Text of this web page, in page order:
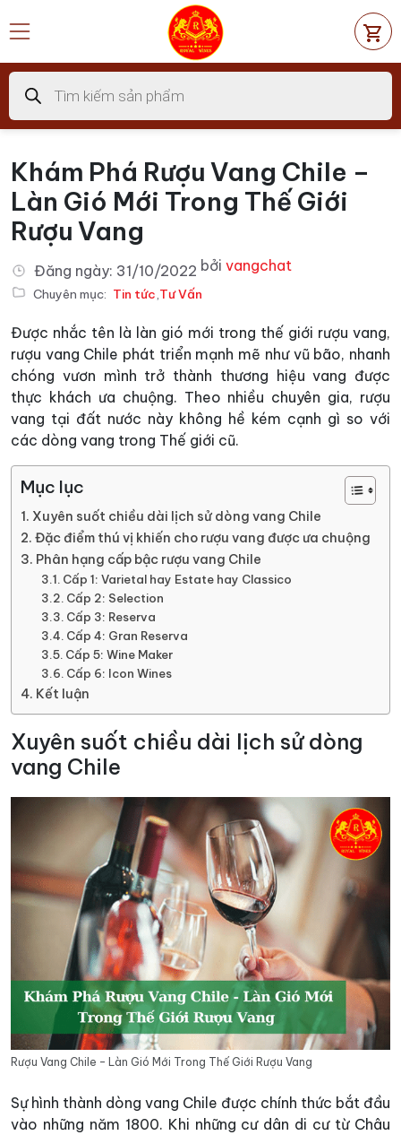
đến
dung
Tìm
kiếm
sản
phẩm
Khám Phá Rượu Vang Chile –
Làn Gió Mới Trong Thế Giới
Rượu Vang
Đăng ngày: 31/10/2022 bởi vangchat
Chuyên mục: Tin tức,Tư Vấn
Được nhắc tên là làn gió mới trong thế giới rượu vang,
rượu vang Chile phát triển mạnh mẽ như vũ bão, nhanh
chóng vươn mình trở thành thương hiệu vang được
thực khách ưa chuộng. Theo nhiều chuyên gia, rượu
vang tại đất nước này không hề kém cạnh gì so với
các dòng vang trong Thế giới cũ.
Mục lục
Xuyên suốt chiều dài lịch sử dòng vang Chile
Đặc điểm thú vị khiến cho rượu vang được ưa chuộng
Phân hạng cấp bậc rượu vang Chile
Cấp 1: Varietal hay Estate hay Classico
Cấp 2: Selection
Cấp 3: Reserva
Cấp 4: Gran Reserva
Cấp 5: Wine Maker
Cấp 6: Icon Wines
Kết luận
Xuyên suốt chiều dài lịch sử dòng
vang Chile
Rượu Vang Chile – Làn Gió Mới Trong Thế Giới Rượu Vang
Sự hình thành dòng vang Chile được chính thức bắt đầu
vào những năm 1800. Khi những cư dân di cư từ Châu